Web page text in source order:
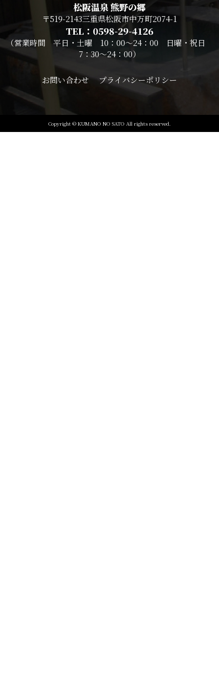
松阪温泉 熊野の郷
〒519-2143三重県松阪市中万町2074-1
TEL：0598-29-4126
（営業時間 平日・土曜 10：00～24：00 日曜・祝日
7：30～24：00）
お問い合わせ プライバシーポリシー
Copyright © KUMANO NO SATO All rights reserved.